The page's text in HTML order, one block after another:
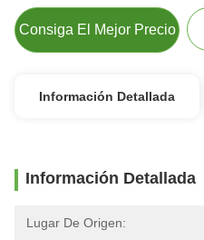
Consiga El Mejor Precio
Información Detallada
Información Detallada
Lugar De Origen: